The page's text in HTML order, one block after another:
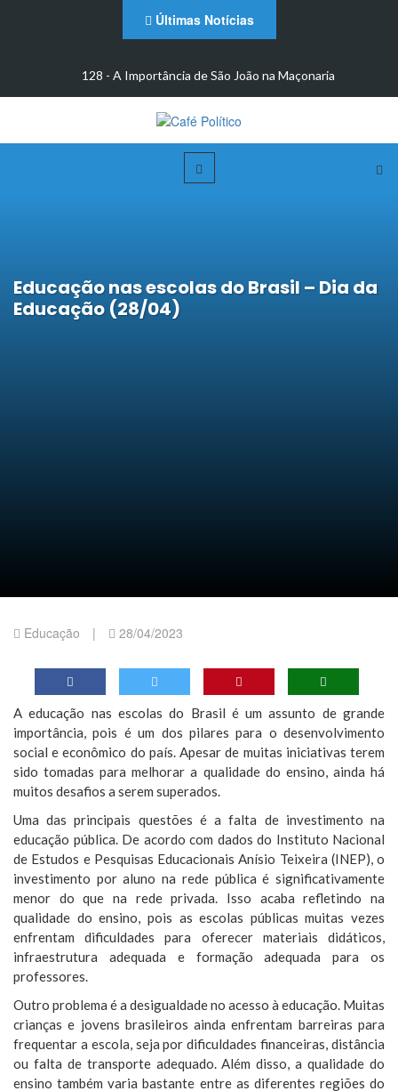
Últimas Notícias
128 - A Importância de São João na Maçonaria
Educação nas escolas do Brasil – Dia da
Educação (28/04)
Educação | 28/04/2023
A educação nas escolas do Brasil é um assunto de grande
importância, pois é um dos pilares para o desenvolvimento
social e econômico do país. Apesar de muitas iniciativas terem
sido tomadas para melhorar a qualidade do ensino, ainda há
muitos desafios a serem superados.
Uma das principais questões é a falta de investimento na
educação pública. De acordo com dados do Instituto Nacional
de Estudos e Pesquisas Educacionais Anísio Teixeira (INEP), o
investimento por aluno na rede pública é significativamente
menor do que na rede privada. Isso acaba refletindo na
qualidade do ensino, pois as escolas públicas muitas vezes
enfrentam dificuldades para oferecer materiais didáticos,
infraestrutura adequada e formação adequada para os
professores.
Outro problema é a desigualdade no acesso à educação. Muitas
crianças e jovens brasileiros ainda enfrentam barreiras para
frequentar a escola, seja por dificuldades financeiras, distância
ou falta de transporte adequado. Além disso, a qualidade do
ensino também varia bastante entre as diferentes regiões do